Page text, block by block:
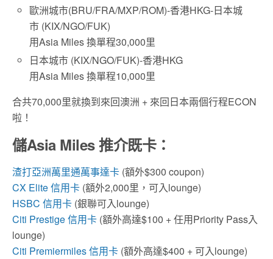
歐洲城市(BRU/FRA/MXP/ROM)-香港HKG-日本城
市 (KIX/NGO/FUK)
用Asia Miles 換單程30,000里
日本城市 (KIX/NGO/FUK)-香港HKG
用Asia Miles 換單程10,000里
合共70,000里就換到來回澳洲 + 來回日本兩個行程ECON
啦！
儲Asia Miles 推介既卡：
渣打亞洲萬里通萬事達卡 (額外$300 coupon)
CX Elite 信用卡 (額外2,000里，可入lounge)
HSBC 信用卡 (銀聯可入lounge)
Citi Prestige 信用卡 (額外高達$100 + 任用Priority Pass入
lounge)
Citi Premiermiles 信用卡 (額外高達$400 + 可入lounge)